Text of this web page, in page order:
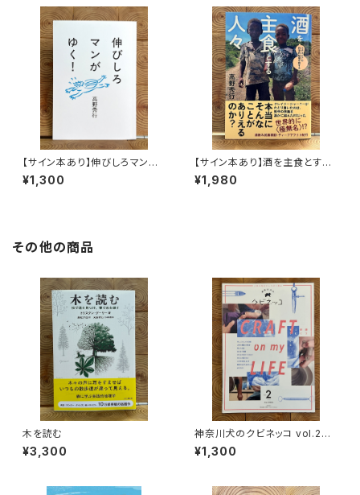
【サイン本あり】伸びしろマンが
ゆく！
¥1,300
【サイン本あり】酒を主食とする
人々 エチオピアの科学的秘境
を旅する
¥1,980
その他の商品
木を読む
¥3,300
神奈川犬のクビネッコ vol.2
特集：CRAFT on my LIFE
¥1,300